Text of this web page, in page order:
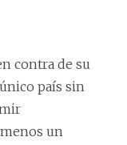
contra de su
país sin
un